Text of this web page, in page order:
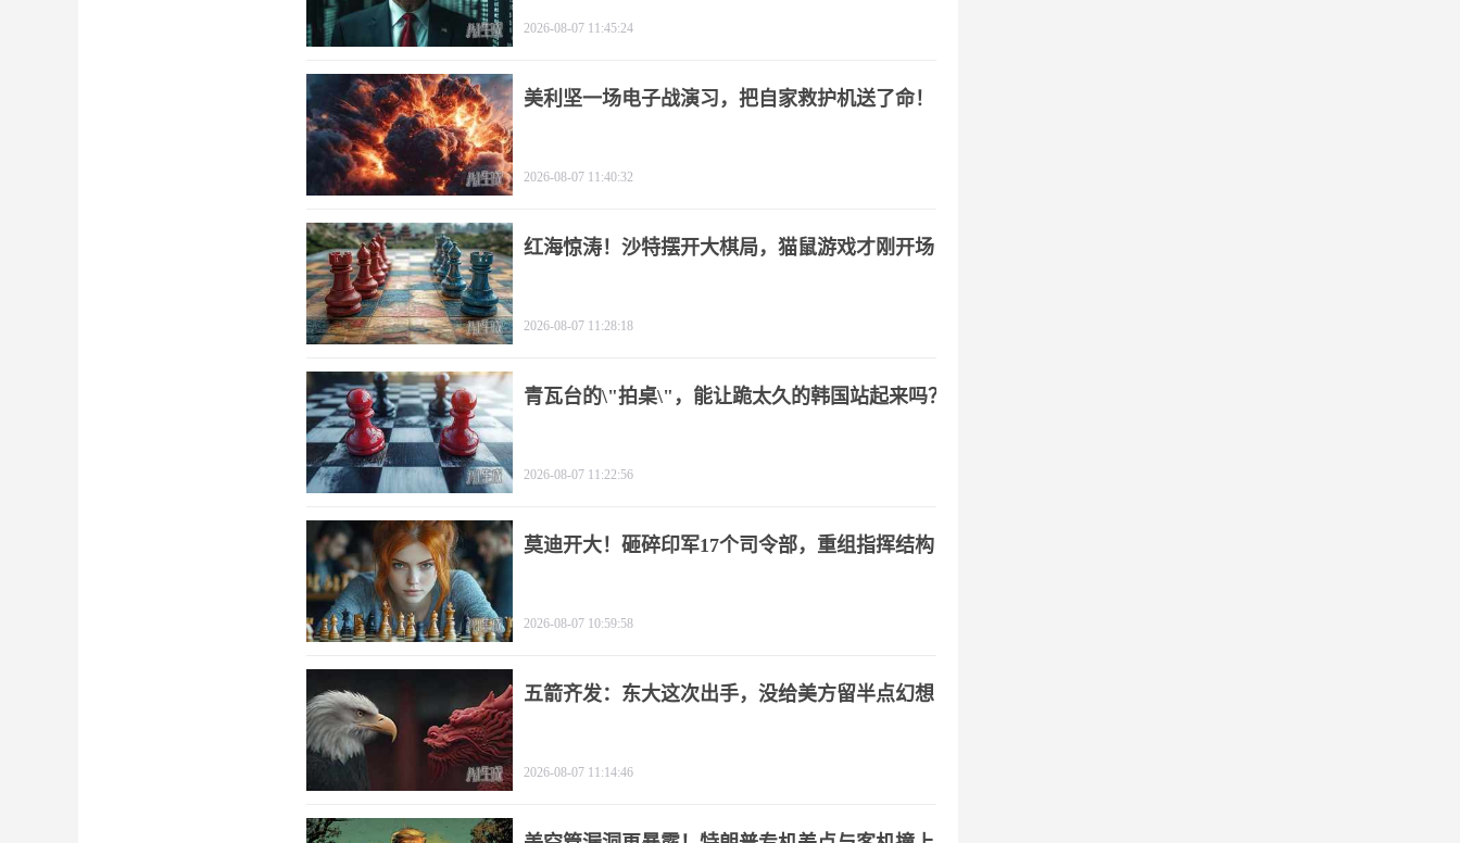
2026-08-07 11:45:24
美利坚一场电子战演习，把自家救护机送了命！
2026-08-07 11:40:32
红海惊涛！沙特摆开大棋局，猫鼠游戏才刚开场
2026-08-07 11:28:18
青瓦台的\"拍桌\"，能让跪太久的韩国站起来吗？
2026-08-07 11:22:56
莫迪开大！砸碎印军17个司令部，重组指挥结构
2026-08-07 10:59:58
五箭齐发：东大这次出手，没给美方留半点幻想
2026-08-07 11:14:46